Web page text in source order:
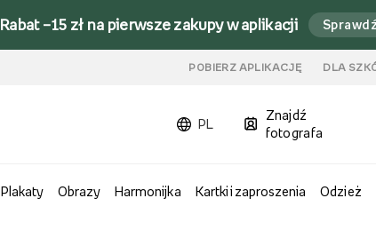
Rabat –15 zł na pierwsze zakupy w aplikacji Sprawdź
POBIERZ APLIKACJĘ DLA
PL
Znajdź
fotografa
Plakaty Obrazy Harmonijka Kartki i zaproszenia Odzież